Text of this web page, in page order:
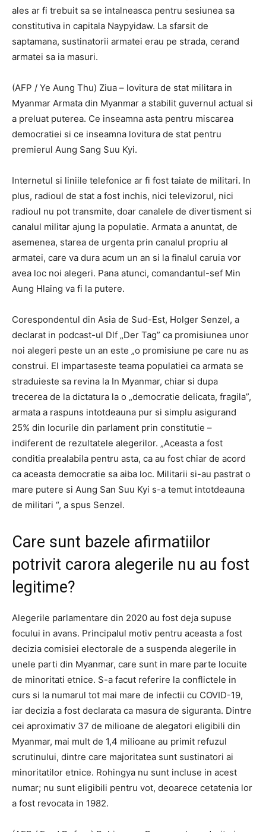
ales ar fi trebuit sa se intalneasca pentru sesiunea sa
constitutiva in capitala Naypyidaw. La sfarsit de
saptamana, sustinatorii armatei erau pe strada, cerand
armatei sa ia masuri.
(AFP / Ye Aung Thu) Ziua – lovitura de stat militara in
Myanmar Armata din Myanmar a stabilit guvernul actual si
a preluat puterea. Ce inseamna asta pentru miscarea
democratiei si ce inseamna lovitura de stat pentru
premierul Aung Sang Suu Kyi.
Internetul si liniile telefonice ar fi fost taiate de militari. In
plus, radioul de stat a fost inchis, nici televizorul, nici
radioul nu pot transmite, doar canalele de divertisment si
canalul militar ajung la populatie. Armata a anuntat, de
asemenea, starea de urgenta prin canalul propriu al
armatei, care va dura acum un an si la finalul caruia vor
avea loc noi alegeri. Pana atunci, comandantul-sef Min
Aung Hlaing va fi la putere.
Corespondentul din Asia de Sud-Est, Holger Senzel, a
declarat in podcast-ul Dlf „Der Tag” ca promisiunea unor
noi alegeri peste un an este „o promisiune pe care nu as
construi. El impartaseste teama populatiei ca armata se
straduieste sa revina la In Myanmar, chiar si dupa
trecerea de la dictatura la o „democratie delicata, fragila”,
armata a raspuns intotdeauna pur si simplu asigurand
25% din locurile din parlament prin constitutie –
indiferent de rezultatele alegerilor. „Aceasta a fost
conditia prealabila pentru asta, ca au fost chiar de acord
ca aceasta democratie sa aiba loc. Militarii si-au pastrat o
mare putere si Aung San Suu Kyi s-a temut intotdeauna
de militari “, a spus Senzel.
Care sunt bazele afirmatiilor
potrivit carora alegerile nu au fost
legitime?
Alegerile parlamentare din 2020 au fost deja supuse
focului in avans. Principalul motiv pentru aceasta a fost
decizia comisiei electorale de a suspenda alegerile in
unele parti din Myanmar, care sunt in mare parte locuite
de minoritati etnice. S-a facut referire la conflictele in
curs si la numarul tot mai mare de infectii cu COVID-19,
iar decizia a fost declarata ca masura de siguranta. Dintre
cei aproximativ 37 de milioane de alegatori eligibili din
Myanmar, mai mult de 1,4 milioane au primit refuzul
scrutinului, dintre care majoritatea sunt sustinatori ai
minoritatilor etnice. Rohingya nu sunt incluse in acest
numar; nu sunt eligibili pentru vot, deoarece cetatenia lor
a fost revocata in 1982.